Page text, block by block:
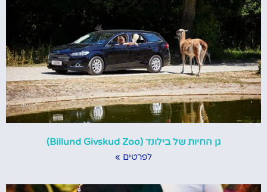
גן החיות של בילונד (Billund Givskud Zoo)
לפרטים »